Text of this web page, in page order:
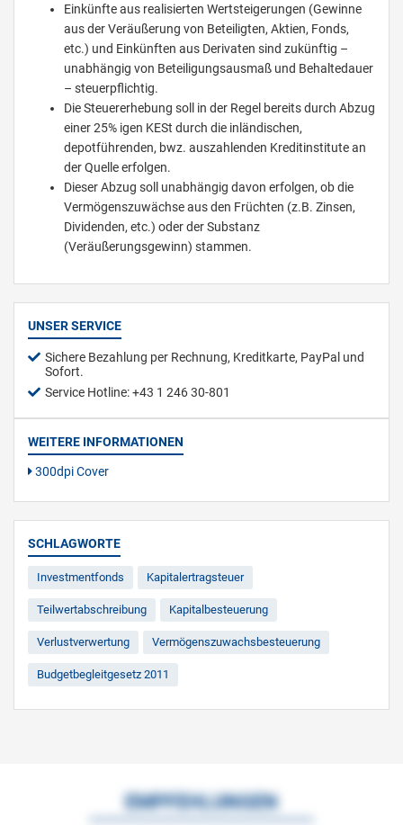
Einkünfte aus realisierten Wertsteigerungen (Gewinne
aus der Veräußerung von Beteiligten, Aktien, Fonds,
etc.) und Einkünften aus Derivaten sind zukünftig –
unabhängig von Beteiligungsausmaß und Behaltedauer
– steuerpflichtig.
Die Steuererhebung soll in der Regel bereits durch Abzug
einer 25% igen KESt durch die inländischen,
depotführenden, bwz. auszahlenden Kreditinstitute an
der Quelle erfolgen.
Dieser Abzug soll unabhängig davon erfolgen, ob die
Vermögenszuwächse aus den Früchten (z.B. Zinsen,
Dividenden, etc.) oder der Substanz
(Veräußerungsgewinn) stammen.
UNSER SERVICE
Sichere Bezahlung per Rechnung, Kreditkarte, PayPal und
Sofort.
Service Hotline: +43 1 246 30-801
WEITERE INFORMATIONEN
300dpi Cover
SCHLAGWORTE
Investmentfonds Kapitalertragsteuer
Teilwertabschreibung Kapitalbesteuerung
Verlustverwertung Vermögenszuwachsbesteuerung
Budgetbegleitgesetz 2011
EMPFEHLUNGEN